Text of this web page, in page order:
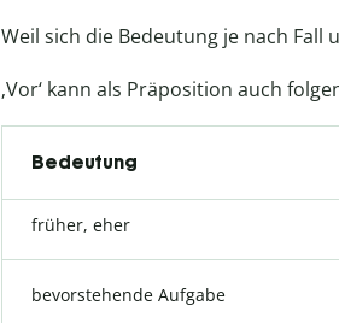
Weil sich die Bedeutung je nach Fall
‚Vor‘ kann als Präposition auch
Bedeutung
früher, eher
bevorstehende Aufgabe